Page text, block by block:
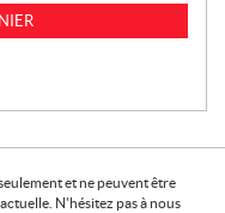
et ne peuvent être
N'hésitez pas à nous